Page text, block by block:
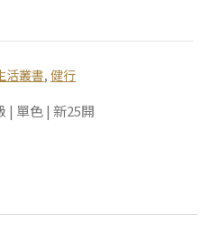
活叢書, 健行
| 單色 | 新25開